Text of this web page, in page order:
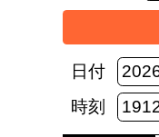
日付
時刻